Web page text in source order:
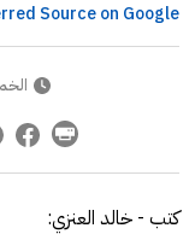
Source on Google
الخميس
كتب - خالد العنزي: